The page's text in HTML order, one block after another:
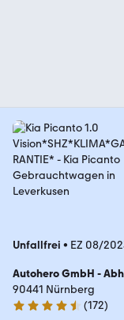
Unfallfrei • EZ 08/
Autohero GmbH -
90441 Nürnberg
4.5 Sterne
(172)